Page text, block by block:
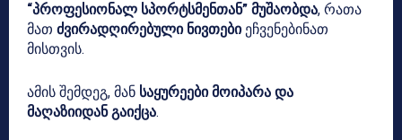
“პროფესიონალ სპორტსმენთან” მუშაობდა, რათა
მათ ძვირადღირებული ნივთებიეჩვენებინათ
მისთვის.
ამის შემდეგ, მან საყურეები მოიპარა და
მაღაზიიდან გაიქცა.